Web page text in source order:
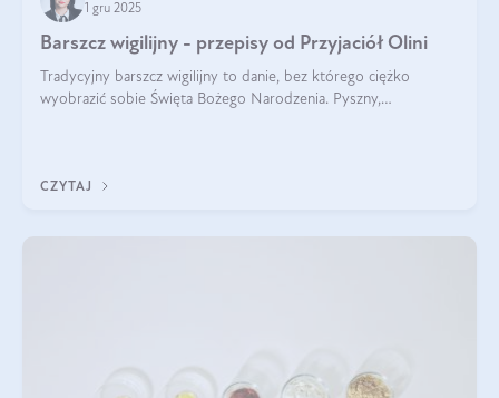
1 gru 2025
Barszcz wigilijny - przepisy od Przyjaciół Olini
Tradycyjny barszcz wigilijny to danie, bez którego ciężko
wyobrazić sobie Święta Bożego Narodzenia. Pyszny,
CZYTAJ